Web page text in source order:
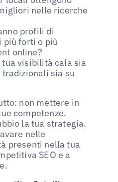
nelle ricerche
profili di
più forti o più
online?
tua visibilità cala sia
sia su
non mettere in
competenze.
la tua strategia.
nelle
presenti nella tua
SEO e a